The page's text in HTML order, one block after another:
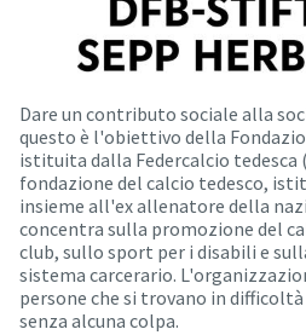
Dare un contributo sociale alla
questo è l'obiettivo della
istituita dalla Federcalcio tedesca
fondazione del calcio tedesco,
insieme all'ex allenatore della
concentra sulla promozione del
club, sullo sport per i disabili e
sistema carcerario.
persone che si trovano in
senza alcuna colpa.